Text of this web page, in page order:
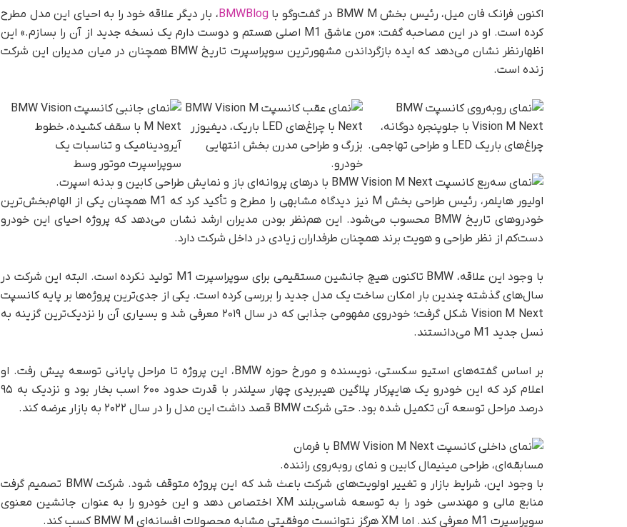
اکنون فرانک فان میل، رئیس بخش BMW M در گفت‌وگو با BMWBlog، بار دیگر علاقه خود را به احیای این مدل مطرح
کرده است. او در این مصاحبه گفت: «من عاشق M1 اصلی هستم و دوست دارم یک نسخه جدید از آن را بسازم.» این
اظهارنظر نشان می‌دهد که ایده بازگرداندن مشهورترین سوپراسپرت تاریخ BMW همچنان در میان مدیران این شرکت
زنده است.
اولیور هایلمر، رئیس طراحی بخش M نیز دیدگاه مشابهی را مطرح و تأکید کرد که M1 همچنان یکی از الهام‌بخش‌ترین
خودروهای تاریخ BMW محسوب می‌شود. این هم‌نظر بودن مدیران ارشد نشان می‌دهد که پروژه احیای این خودرو
دست‌کم از نظر طراحی و هویت برند همچنان طرفداران زیادی در داخل شرکت دارد.
با وجود این علاقه، BMW تاکنون هیچ جانشین مستقیمی برای سوپراسپرت M1 تولید نکرده است. البته این شرکت در
سال‌های گذشته چندین بار امکان ساخت یک مدل جدید را بررسی کرده است. یکی از جدی‌ترین پروژه‌ها بر پایه کانسپت
Vision M Next شکل گرفت؛ خودروی مفهومی جذابی که در سال ۲۰۱۹ معرفی شد و بسیاری آن را نزدیک‌ترین گزینه به
نسل جدید M1 می‌دانستند.
بر اساس گفته‌های استیو سکستی، نویسنده و مورخ حوزه BMW، این پروژه تا مراحل پایانی توسعه پیش رفت. او
اعلام کرد که این خودرو یک هایپرکار پلاگین هیبریدی چهار سیلندر با قدرت حدود ۶۰۰ اسب بخار بود و نزدیک به ۹۵
درصد مراحل توسعه آن تکمیل شده بود. حتی شرکت BMW قصد داشت این مدل را در سال ۲۰۲۲ به بازار عرضه کند.
با وجود این، شرایط بازار و تغییر اولویت‌های شرکت باعث شد که این پروژه متوقف شود. شرکت BMW تصمیم گرفت
منابع مالی و مهندسی خود را به توسعه شاسی‌بلند XM اختصاص دهد و این خودرو را به‌ عنوان جانشین معنوی
سوپراسپرت M1 معرفی کند. اما XM هرگز نتوانست موفقیتی مشابه محصولات افسانه‌ای BMW M کسب کند.